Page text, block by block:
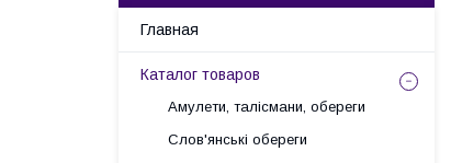
Главная
Каталог товаров
Амулети, талісмани, обереги
Слов'янські обереги